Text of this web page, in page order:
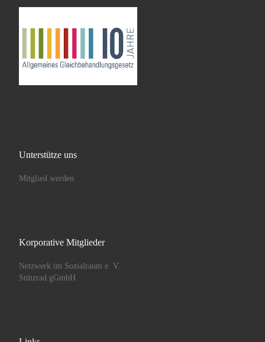
Unterstütze uns
Mitglied werden
Korporative Mitglieder
Netzwerk im Sozialraum e. V.
Stützrad gGmbH